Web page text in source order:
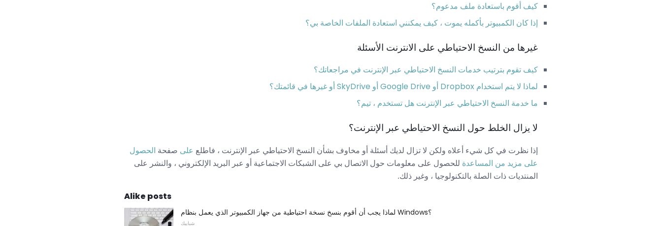
كيف أقوم باستعادة ملف مدعوم؟
إذا كان الكمبيوتر بأكمله يموت ، كيف يمكنني استعادة الملفات الخاصة بي؟
غيرها من النسخ الاحتياطي على الانترنت الأسئلة
كيف تقوم بترتيب خدمات النسخ الاحتياطي عبر الإنترنت في مراجعاتك؟
لماذا لا يتم استخدام Dropbox أو Google Drive أو SkyDrive أو غيرها في قائمتك؟
ما خدمة النسخ الاحتياطي عبر الإنترنت هل تستخدم ، تيم؟
لا يزال الخلط حول النسخ الاحتياطي عبر الإنترنت؟
إذا نظرت في كل شيء أعلاه ولكن لا تزال لديك أسئلة أو مخاوف بشأن النسخ الاحتياطي عبر الإنترنت ، فاطلع على صفحة الحصول
على مزيد من المساعدة للحصول على معلومات حول الاتصال بي على الشبكات الاجتماعية أو عبر البريد الإلكتروني ، والنشر على
المنتديات ذات الصلة بالتكنولوجيا ، وغير ذلك.
Alike posts
لماذا يجب أن أقوم بنسخ نسخة احتياطية من جهاز الكمبيوتر الذي يعمل بنظام Windows؟
شبابيك